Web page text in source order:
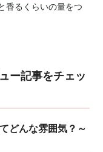
香るくらいの量をつ
ー記事をチェッ
どんな雰囲気？～